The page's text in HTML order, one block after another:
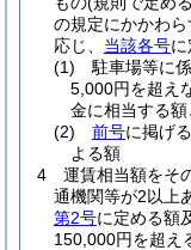
の規定にかかわら
応じ、 当該各号に
(1)
駐車場等に
5,000円を超え
金に相当する
(2)
前号に掲げ
よる額
4
運賃相当額をそ
通機関等が2以上
第2号に定める額
150,000円を超え